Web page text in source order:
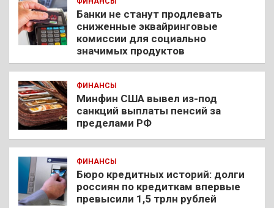
Банки не станут продлевать
сниженные эквайринговые
комиссии для социально
значимых продуктов
ФИНАНСЫ
Минфин США вывел из-под
санкций выплаты пенсий за
пределами РФ
ФИНАНСЫ
Бюро кредитных историй: долги
россиян по кредиткам впервые
превысили 1,5 трлн рублей